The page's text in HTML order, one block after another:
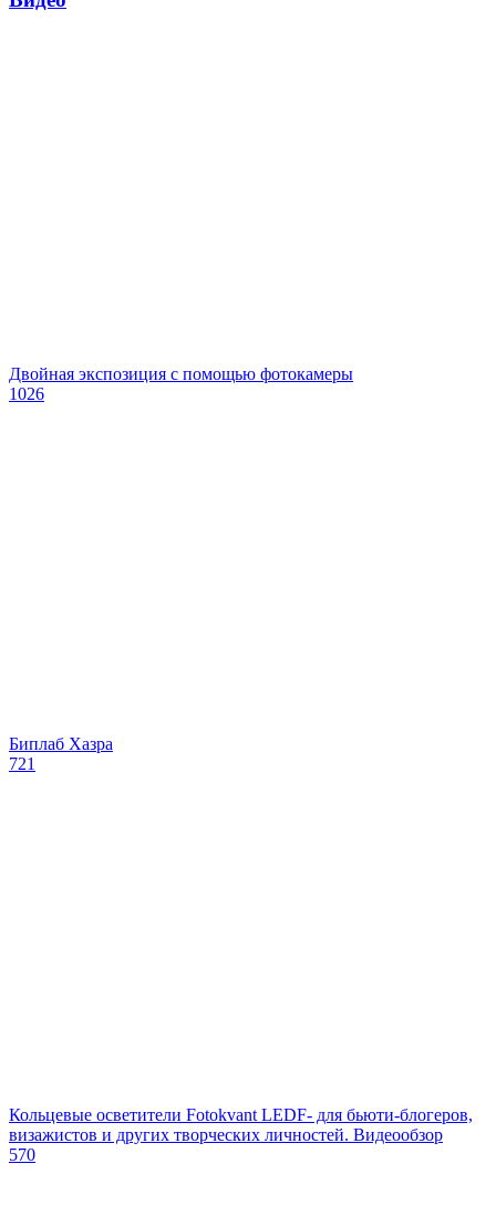
Двойная экспозиция с помощью фотокамеры
1026
Биплаб Хазра
721
Кольцевые осветители Fotokvant LEDF- для бьюти-блогеров,
визажистов и других творческих личностей. Видеообзор
570